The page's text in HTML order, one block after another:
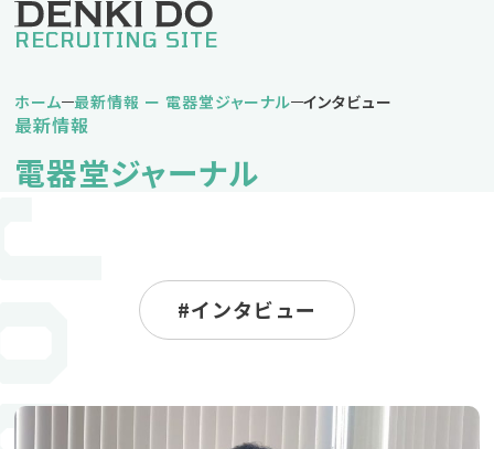
RECRUITING SITE
私の電器堂ライフ
堅実タイプDさん
ホーム 最新情報 ー 電器堂ジャーナル インタビュー
最新情報
電器堂ジャーナル
インタビュー